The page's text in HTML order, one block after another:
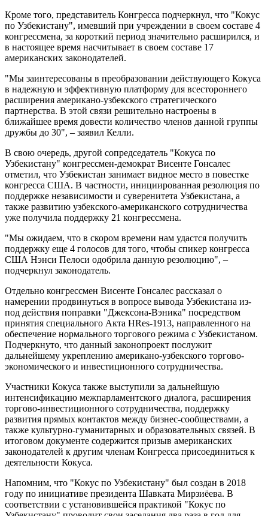
Кроме того, представитель Конгресса подчеркнул, что "Кокус
по Узбекистану", имевший при учреждении в своем составе 4
конгрессмена, за короткий период значительно расширился, и
в настоящее время насчитывает в своем составе 17
американских законодателей.
"Мы заинтересованы в преобразовании действующего Кокуса
в надежную и эффективную платформу для всестороннего
расширения американо-узбекского стратегического
партнерства. В этой связи решительно настроены в
ближайшее время довести количество членов данной группы
дружбы до 30", – заявил Келли.
В свою очередь, другой сопредседатель "Кокуса по
Узбекистану" конгрессмен-демократ Висенте Гонсалес
отметил, что Узбекистан занимает видное место в повестке
конгресса США. В частности, инициированная резолюция по
поддержке независимости и суверенитета Узбекистана, а
также развитию узбекского-американского сотрудничества
уже получила поддержку 21 конгрессмена.
"Мы ожидаем, что в скором времени нам удастся получить
поддержку еще 4 голосов для того, чтобы спикер конгресса
США Нэнси Пелоси одобрила данную резолюцию", –
подчеркнул законодатель.
Отдельно конгрессмен Висенте Гонсалес рассказал о
намерении продвинуться в вопросе вывода Узбекистана из-
под действия поправки "Джексона-Вэника" посредством
принятия специального Акта HRes-1913, направленного на
обеспечение нормального торгового режима с Узбекистаном.
Подчеркнуто, что данный законопроект послужит
дальнейшему укреплению американо-узбекского торгово-
экономического и инвестиционного сотрудничества.
Участники Кокуса также выступили за дальнейшую
интенсификацию межпарламентского диалога, расширения
торгово-инвестиционного сотрудничества, поддержку
развития прямых контактов между бизнес-сообществами, а
также культурно-гуманитарных и образовательных связей. В
итоговом документе содержится призыв американских
законодателей к другим членам Конгресса присоединиться к
деятельности Кокуса.
Напомним, что "Кокус по Узбекистану" был создан в 2018
году по инициативе президента Шавката Мирзиёева. В
соответствии с установившейся практикой "Кокус по